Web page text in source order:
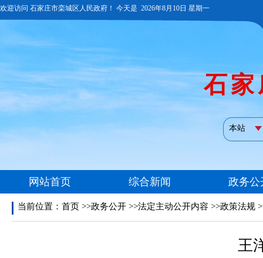
当前位置： 首页 >>政务公开 >>法定主动公开内容 >>政策法规
王